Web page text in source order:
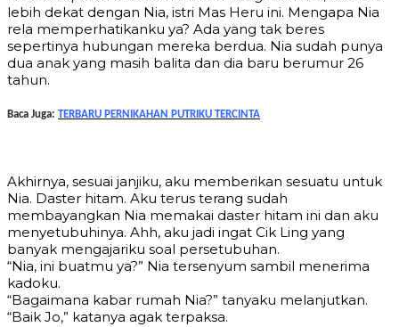
lebih dekat dengan Nia, istri Mas Heru ini. Mengapa Nia
rela memperhatikanku ya? Ada yang tak beres
sepertinya hubungan mereka berdua. Nia sudah punya
dua anak yang masih balita dan dia baru berumur 26
tahun.
Baca Juga: TERBARU PERNIKAHAN PUTRIKU TERCINTA
Akhirnya, sesuai janjiku, aku memberikan sesuatu untuk
Nia. Daster hitam. Aku terus terang sudah
membayangkan Nia memakai daster hitam ini dan aku
menyetubuhinya. Ahh, aku jadi ingat Cik Ling yang
banyak mengajariku soal persetubuhan.
“Nia, ini buatmu ya?” Nia tersenyum sambil menerima
kadoku.
“Bagaimana kabar rumah Nia?” tanyaku melanjutkan.
“Baik Jo,” katanya agak terpaksa.